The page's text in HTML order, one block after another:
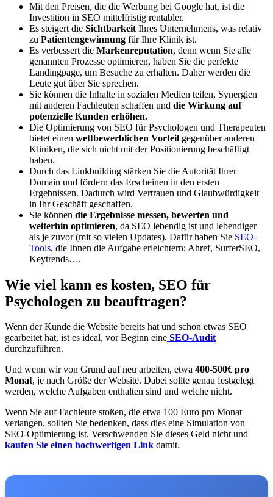
Mit den Preisen, die die Werbung bei Google hat, ist die
Investition in SEO mittelfristig rentabler.
Es steigert die Sichtbarkeit Ihres Unternehmens, was relativ
zu Patientengewinnung für Ihre Klinik ist.
Es verbessert die Markenreputation, denn wenn Sie alle
genannten Prozesse optimieren, haben Sie die perfekte
Landingpage, um Besuche zu erhalten. Daher werden die
Leute gut über Sie sprechen.
Sie können die Inhalte in sozialen Medien teilen, Synergien
mit anderen Fachleuten schaffen und die Wirkung auf
potenzielle Kunden erhöhen.
Die Optimierung von SEO für Psychologen und Therapeuten
bietet einen wettbewerblichen Vorteil gegenüber anderen
Kliniken, die sich nicht mit der Positionierung beschäftigt
haben.
Durch das Linkbuilding stärken Sie die Autorität Ihrer
Domain und fördern das Erscheinen in den ersten
Ergebnissen. Dadurch wird Vertrauen und Glaubwürdigkeit
in Ihr Geschäft geschaffen.
Sie können die Ergebnisse messen, bewerten und
weiterhin optimieren, da SEO lebendig ist und lebendiger
als je zuvor (mit so vielen Updates). Dafür haben Sie SEO-
Tools, die Ihnen die Aufgabe erleichtern; Ahref, SurferSEO,
Keytrends….
Wie viel kann es kosten, SEO für
Psychologen zu beauftragen?
Wenn der Kunde die Website bereits hat und schon etwas SEO
gearbeitet hat, ist es ideal, vor Beginn eine SEO-Audit
durchzuführen.
Und wenn wir von Grund auf neu arbeiten, etwa 400-500€ pro
Monat, je nach Größe der Website. Dabei sollte genau festgelegt
werden, welche Aufgaben enthalten sind und welche nicht.
Wenn Sie auf Fachleute stoßen, die etwa 100 Euro pro Monat
verlangen, sollten Sie bedenken, dass dies eine Simulation von
SEO-Optimierung ist. Verschwenden Sie dieses Geld nicht und
kaufen Sie einen hochwertigen Link damit.